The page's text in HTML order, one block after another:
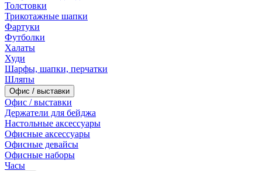
Толстовки
Трикотажные шапки
Фартуки
Футболки
Халаты
Худи
Шарфы, шапки, перчатки
Шляпы
Офис / выставки
Офис / выставки
Держатели для бейджа
Настольные аксессуары
Офисные аксессуары
Офисные девайсы
Офисные наборы
Часы